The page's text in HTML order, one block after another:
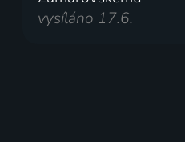
vysíláno 17.6.